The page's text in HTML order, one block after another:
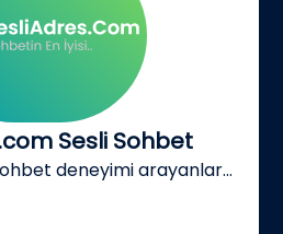
Sesli Sohbet
deneyimi arayanlar...